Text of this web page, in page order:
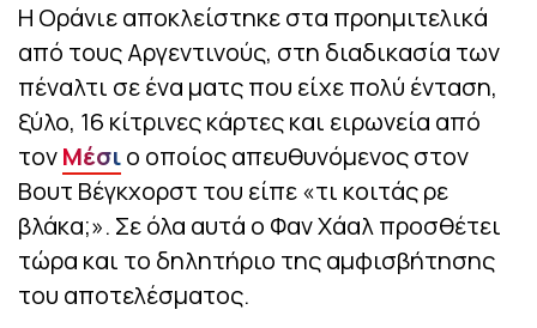
Η Οράνιε αποκλείστηκε στα προημιτελικά
από τους Αργεντινούς, στη διαδικασία των
πέναλτι σε ένα ματς που είχε πολύ ένταση,
ξύλο, 16 κίτρινες κάρτες και ειρωνεία από
τονΜέσιο οποίος απευθυνόμενος στον
Βουτ Βέγκχορστ του είπε «τι κοιτάς ρε
βλάκα;». Σε όλα αυτά ο Φαν Χάαλ προσθέτει
τώρα και το δηλητήριο της αμφισβήτησης
του αποτελέσματος.